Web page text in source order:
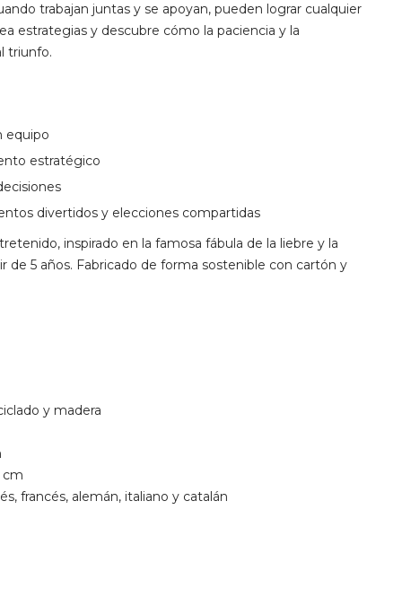
trabajan juntas y se apoyan, pueden lograr cualquier
estrategias y descubre cómo la paciencia y la
triunfo.
equipo
estratégico
divertidos y elecciones compartidas
inspirado en la famosa fábula de la liebre y la
de 5 años. Fabricado de forma sostenible con cartón y
y madera
cm
francés, alemán, italiano y catalán